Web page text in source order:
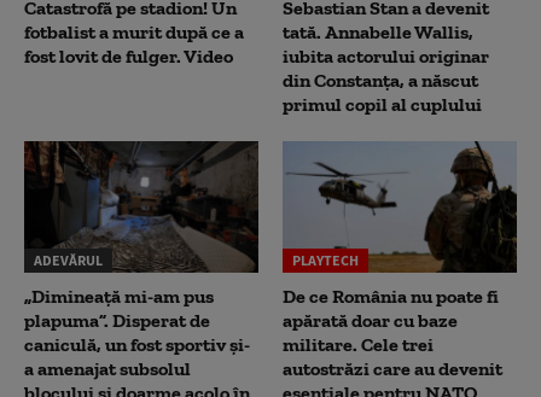
Catastrofă pe stadion! Un
fotbalist a murit după ce a
fost lovit de fulger. Video
Sebastian Stan a devenit
tată. Annabelle Wallis,
iubita actorului originar
din Constanța, a născut
primul copil al cuplului
ADEVĂRUL
„Dimineață mi-am pus
plapuma”. Disperat de
caniculă, un fost sportiv și-
a amenajat subsolul
PLAYTECH
De ce România nu poate fi
apărată doar cu baze
militare. Cele trei
autostrăzi care au devenit